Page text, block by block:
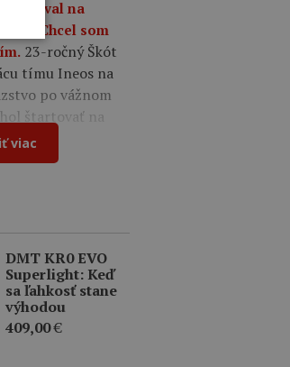
na
Chcel som
23-ročný Škót
tímu Ineos na
po vážnom
štartovať na
viac
DMT KR0 EVO
Superlight: Keď
sa ľahkosť stane
výhodou
409,00€